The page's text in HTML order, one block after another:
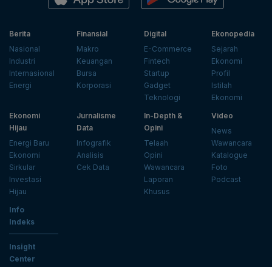
Berita
Nasional
Industri
Internasional
Energi
Finansial
Makro
Keuangan
Bursa
Korporasi
Digital
E-Commerce
Fintech
Startup
Gadget
Teknologi
Ekonopedia
Sejarah
Ekonomi
Profil
Istilah
Ekonomi
Ekonomi
Hijau
Energi Baru
Ekonomi
Sirkular
Investasi
Hijau
Jurnalisme
Data
Infografik
Analisis
Cek Data
In-Depth &
Opini
Telaah
Opini
Wawancara
Laporan
Khusus
Video
News
Wawancara
Katalogue
Foto
Podcast
Info
Indeks
Insight
Center